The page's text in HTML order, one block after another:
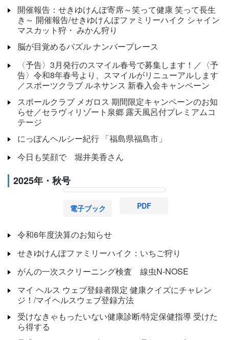
開催報告：せきゆけんぽ寄席～笑って健康 笑って長生
き～ 開催報告/せきゆけんぽファミリーハイク シャイン
マスカット狩・ みかん狩り
脳が目覚めるパズル ナンバープレース
〈予告〉3月発行のスマイル春号で募集します！／〈予
告〉令和8年春号より、スマイルがリニューアルします
／スポーツクラブ ルネサンス 新春入会キャンペーン
スポールクラブ メガロス 期間限定キャンペーンのお知
らせ／セラヴィリゾート泉郷 露天風呂付プレミアムコ
テージ
にっぽんヘルシー紀行 「福島県福島市」
今日も笑顔で 堀井美香さん
2025年・秋号
電子ブック PDF
令和6年度決算のお知らせ
せきゆけんぽファミリーハイク：いちご狩り
がんの一次スクリーニング検査 線虫N-NOSE
マイ ヘルス ウェブ登録者限定 健康クイズにチャレン
ジ！/マイヘルスウェブ登録方法
受けなきゃもったいない健康診断/特定保健指導 受けた
ら得する